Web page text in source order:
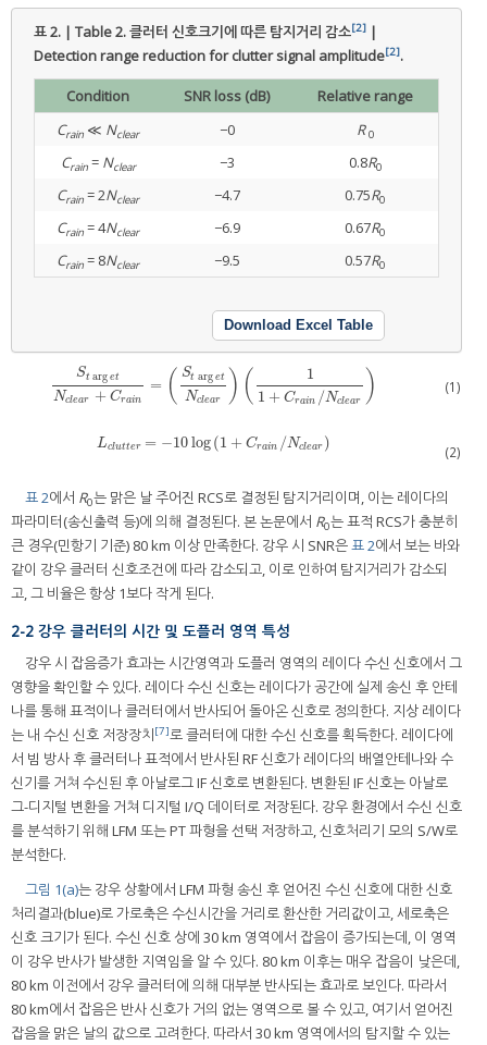
표 2. | Table 2.클러터 신호크기에 따른 탐지거리 감소[2] |
Detection range reduction for clutter signal amplitude[2].
Condition SNR loss (dB)
Relative range
Crain ≪ Nclear −0 R 0
Crain= Nclear −3 0.8R0
Crain = 2Nclear −4.7 0.75R0
Crain = 4Nclear −6.9 0.67R0
Crain = 8Nclear −9.5 0.57R0
Download Excel Table
St arg et
Nclear + Crain
= ( St arg et
Nclear ) (
1
1 + Crain /Nclear )
StargetNclear+C ra n =(Starget N l ar)(11+Crain/Ncle r (1)
Lclutter = −10log (1 + Crain /Nclear )
Lclut te r=−10log(1+ Cr ain/Nclear) (2)
표 2에서 R0는 맑은 날 주어진 RCS로 결정된 탐지거리이며, 이는 레이다의
파라미터(송신출력 등)에 의해 결정된다. 본 논문에서 R0는 표적 RCS가 충분히
큰 경우(민항기 기준) 80 km 이상 만족한다. 강우 시 SNR은표 2에서 보는 바와
같이 강우 클러터 신호조건에 따라 감소되고, 이로 인하여 탐지거리가 감소되
고, 그 비율은 항상 1보다 작게 된다.
2-2 강우 클러터의 시간 및 도플러 영역 특성
강우 시 잡음증가 효과는 시간영역과 도플러 영역의 레이다 수신 신호에서 그
영향을 확인할 수 있다. 레이다 수신 신호는 레이다가 공간에 실제 송신 후 안테
나를 통해 표적이나 클러터에서 반사되어 돌아온 신호로 정의한다. 지상 레이다
는 내 수신 신호 저장장치[7]로 클러터에 대한 수신 신호를 획득한다. 레이다에
서 빔 방사 후 클러터나 표적에서 반사된 RF 신호가 레이다의 배열안테나와 수
신기를 거쳐 수신된 후 아날로그 IF 신호로 변환된다. 변환된 IF 신호는 아날로
그-디지털 변환을 거쳐 디지털 I/Q 데이터로 저장된다. 강우 환경에서 수신 신호
를 분석하기 위해 LFM 또는 PT 파형을 선택 저장하고, 신호처리기 모의 S/W로
분석한다.
그림 1(a)는 강우 상황에서 LFM 파형 송신 후 얻어진 수신 신호에 대한 신호
처리결과(blue)로 가로축은 수신시간을 거리로 환산한 거리값이고, 세로축은
신호 크기가 된다. 수신 신호 상에 30 km 영역에서 잡음이 증가되는데, 이 영역
이 강우 반사가 발생한 지역임을 알 수 있다. 80 km 이후는 매우 잡음이 낮은데,
80 km 이전에서 강우 클러터에 의해 대부분 반사되는 효과로 보인다. 따라서
80 km에서 잡음은 반사 신호가 거의 없는 영역으로 볼 수 있고, 여기서 얻어진
잡음을 맑은 날의 값으로 고려한다. 따라서 30 km 영역에서의 탐지할 수 있는